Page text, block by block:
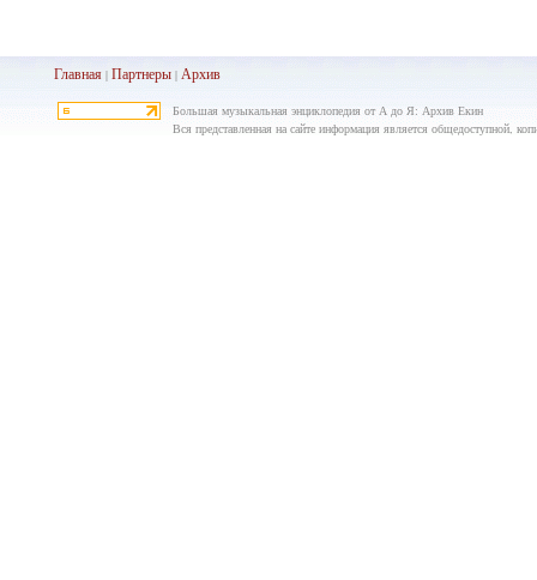
Главная| Партнеры| Архив
Большая музыкальная энциклопедия от А до Я: Архив Екин
Вся представленная на сайте информация является общедоступной,